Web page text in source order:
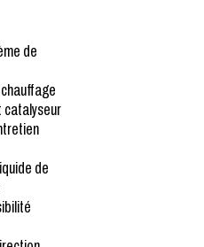
de
catalyseur
de